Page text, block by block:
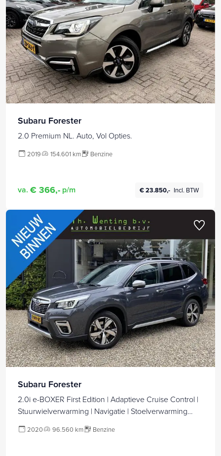
Subaru Forester
2.0 Premium NL. Auto, Vol Opties.
2019 154.601 km Benzine
va. € 366,- p/m € 23.850,- Incl. BTW
Subaru Forester
2.0i e-BOXER First Edition | Adaptieve Cruise Control |
Stuurwielverwarming | Navigatie | Stoelverwarming
Auto Trekhaak Afneembaar |
2020 96.560 km Benzine